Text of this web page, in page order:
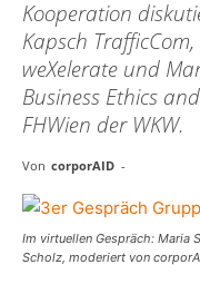
Kooperation
Kapsch
weXelerate und
Business Ethics
FHWien der WKW.
Von corporAID -
Im virtuellen Gespräch: Maria
Scholz, moderiert von